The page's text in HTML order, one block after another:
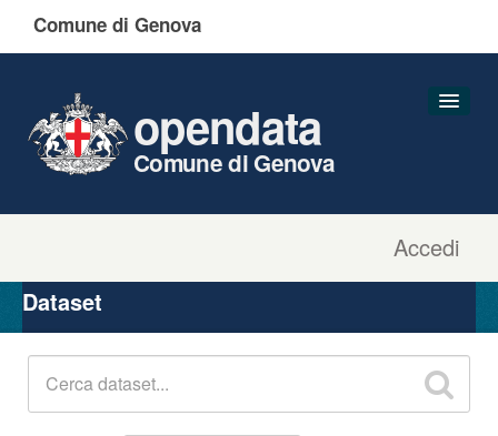
Comune di Genova
Accedi
opendata
Comune di Genova
Organizzazioni
Gruppi
Dataset